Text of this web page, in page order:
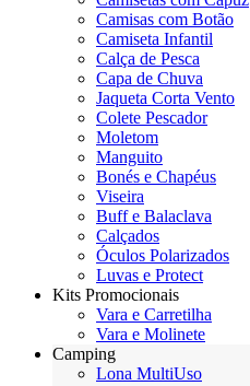
Camisas com Botão
Camiseta Infantil
Calça de Pesca
Capa de Chuva
Jaqueta Corta Vento
Colete Pescador
Moletom
Manguito
Bonés e Chapéus
Viseira
Buff e Balaclava
Calçados
Óculos Polarizados
Luvas e Protect
Kits Promocionais
Vara e Carretilha
Vara e Molinete
Camping
Lona MultiUso